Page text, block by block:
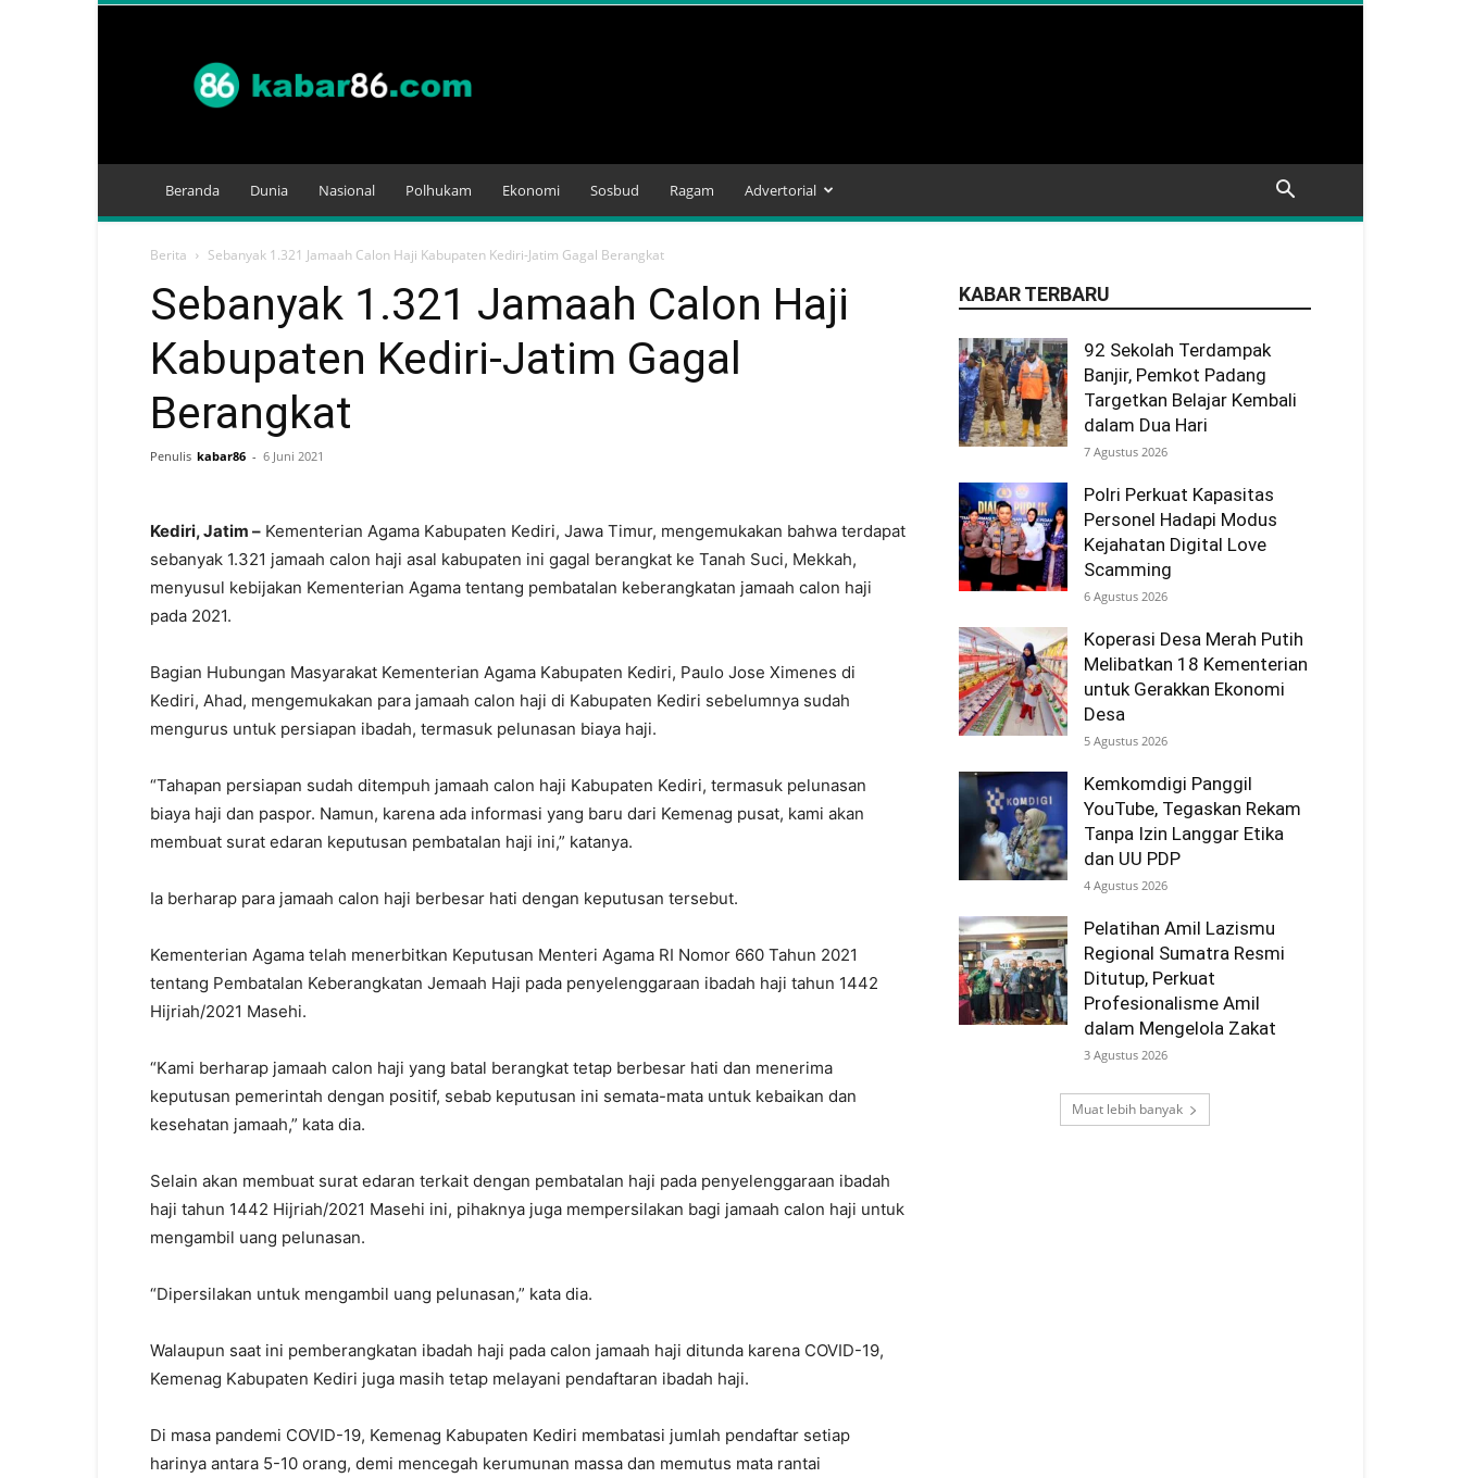
Beranda Dunia Nasional Polhukam Ekonomi Sosbud Ragam Advertorial
Berita Sebanyak 1.321 Jamaah Calon Haji Kabupaten Kediri-Jatim Gagal Berangkat
Sebanyak 1.321 Jamaah Calon Haji
Kabupaten Kediri-Jatim Gagal
Berangkat
Penulis kabar86 - 6 Juni 2021
Kediri, Jatim – Kementerian Agama Kabupaten Kediri, Jawa Timur, mengemukakan bahwa terdapat
sebanyak 1.321 jamaah calon haji asal kabupaten ini gagal berangkat ke Tanah Suci, Mekkah,
menyusul kebijakan Kementerian Agama tentang pembatalan keberangkatan jamaah calon haji
pada 2021.
Bagian Hubungan Masyarakat Kementerian Agama Kabupaten Kediri, Paulo Jose Ximenes di
Kediri, Ahad, mengemukakan para jamaah calon haji di Kabupaten Kediri sebelumnya sudah
mengurus untuk persiapan ibadah, termasuk pelunasan biaya haji.
“Tahapan persiapan sudah ditempuh jamaah calon haji Kabupaten Kediri, termasuk pelunasan
biaya haji dan paspor. Namun, karena ada informasi yang baru dari Kemenag pusat, kami akan
membuat surat edaran keputusan pembatalan haji ini,” katanya.
Ia berharap para jamaah calon haji berbesar hati dengan keputusan tersebut.
Kementerian Agama telah menerbitkan Keputusan Menteri Agama RI Nomor 660 Tahun 2021
tentang Pembatalan Keberangkatan Jemaah Haji pada penyelenggaraan ibadah haji tahun 1442
Hijriah/2021 Masehi.
“Kami berharap jamaah calon haji yang batal berangkat tetap berbesar hati dan menerima
keputusan pemerintah dengan positif, sebab keputusan ini semata-mata untuk kebaikan dan
kesehatan jamaah,” kata dia.
Selain akan membuat surat edaran terkait dengan pembatalan haji pada penyelenggaraan ibadah
haji tahun 1442 Hijriah/2021 Masehi ini, pihaknya juga mempersilakan bagi jamaah calon haji untuk
mengambil uang pelunasan.
“Dipersilakan untuk mengambil uang pelunasan,” kata dia.
Walaupun saat ini pemberangkatan ibadah haji pada calon jamaah haji ditunda karena COVID-19,
Kemenag Kabupaten Kediri juga masih tetap melayani pendaftaran ibadah haji.
Di masa pandemi COVID-19, Kemenag Kabupaten Kediri membatasi jumlah pendaftar setiap
harinya antara 5-10 orang, demi mencegah kerumunan massa dan memutus mata rantai
KABAR TERBARU
92 Sekolah Terdampak
Banjir, Pemkot Padang
Targetkan Belajar Kembali
dalam Dua Hari
7 Agustus 2026
Polri Perkuat Kapasitas
Personel Hadapi Modus
Kejahatan Digital Love
Scamming
6 Agustus 2026
Koperasi Desa Merah Putih
Melibatkan 18 Kementerian
untuk Gerakkan Ekonomi
Desa
5 Agustus 2026
Kemkomdigi Panggil
YouTube, Tegaskan Rekam
Tanpa Izin Langgar Etika
dan UU PDP
4 Agustus 2026
Pelatihan Amil Lazismu
Regional Sumatra Resmi
Ditutup, Perkuat
Profesionalisme Amil
dalam Mengelola Zakat
3 Agustus 2026
Muat lebih banyak